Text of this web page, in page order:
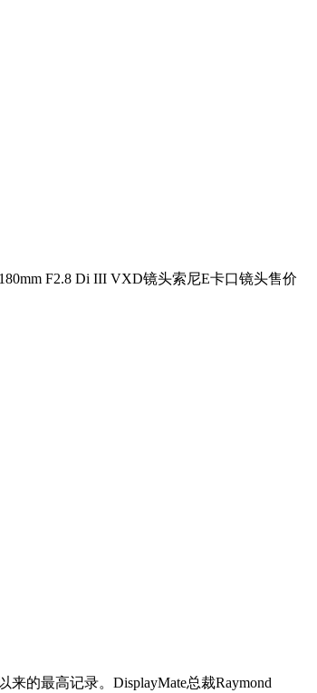
F2.8 Di III VXD镜头索尼E卡口镜头售价
的最高记录。DisplayMate总裁Raymond